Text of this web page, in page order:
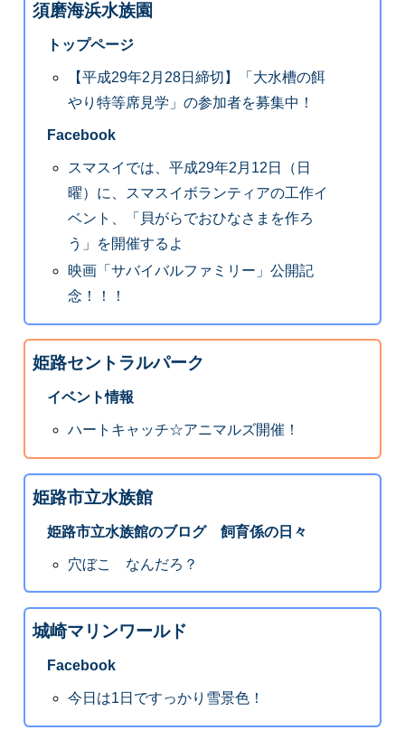
須磨海浜水族園
トップページ
【平成29年2月28日締切】「大水槽の餌
やり特等席見学」の参加者を募集中！
Facebook
スマスイでは、平成29年2月12日（日
曜）に、スマスイボランティアの工作イ
ベント、「貝がらでおひなさまを作ろ
う」を開催するよ
映画「サバイバルファミリー」公開記
念！！！
姫路セントラルパーク
イベント情報
ハートキャッチ☆アニマルズ開催！
姫路市立水族館
姫路市立水族館のブログ 飼育係の日々
穴ぼこ なんだろ？
城崎マリンワールド
Facebook
今日は1日ですっかり雪景色！